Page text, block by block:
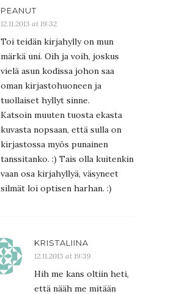
PEANUT
12.11.2013 at 19:32
Toi teidän kirjahylly on mun
märkä uni. Oih ja voih, joskus
vielä asun kodissa johon saa
oman kirjastohuoneen ja
tuollaiset hyllyt sinne.
Katsoin muuten tuosta ekasta
kuvasta nopsaan, että sulla on
kirjastossa myös punainen
tanssitanko. :) Tais olla kuitenkin
vaan osa kirjahyllyä, väsyneet
silmät loi optisen harhan. :)
KRISTALIINA
12.11.2013 at 19:39
Hih me kans oltiin heti,
että nääh me mitään